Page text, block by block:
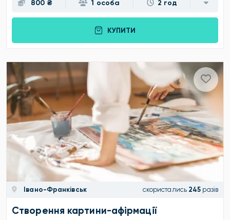
800 ₴ 1 особа 2 год
КУПИТИ
Івано-Франківськ скористались 245 разів
Створення картини-афірмації